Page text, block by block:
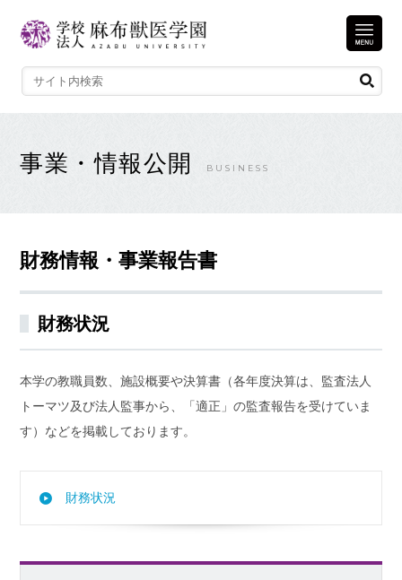
事業・情報公開 BUSINESS
財務情報・事業報告書
財務状況
本学の教職員数、施設概要や決算書（各年度決算は、監査法人
トーマツ及び法人監事から、「適正」の監査報告を受けていま
す）などを掲載しております。
財務状況